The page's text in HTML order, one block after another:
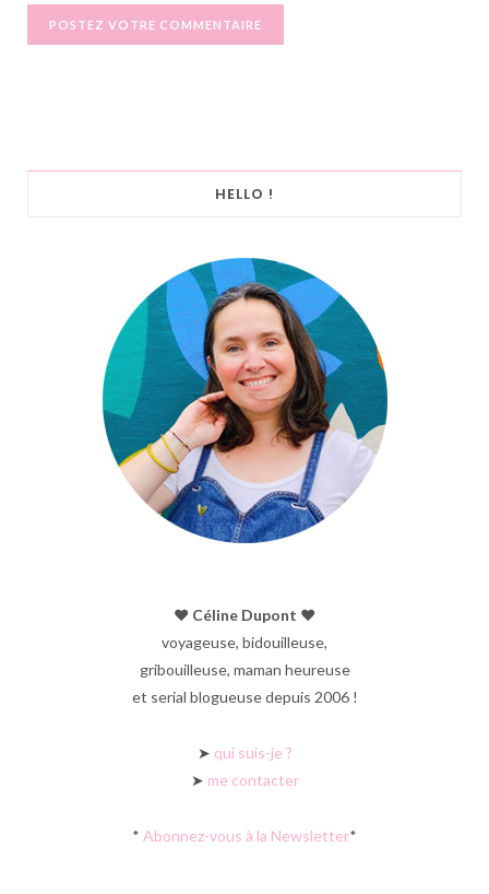
HELLO !
♥︎ Céline Dupont ♥︎
voyageuse, bidouilleuse,
gribouilleuse, maman heureuse
et serial blogueuse depuis 2006 !
➤ qui suis-je ?
➤ me contacter
* Abonnez-vous à la Newsletter*